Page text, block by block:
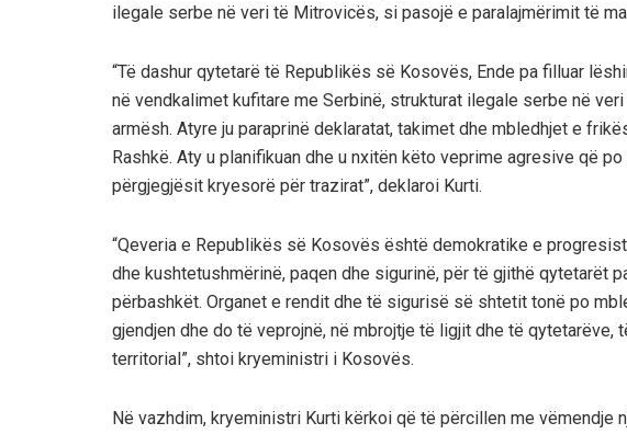
ilegale serbe në veri të Mitrovicës, si pasojë e paralajmërimit të
“Të dashur qytetarë të Republikës së Kosovës, Ende pa filluar
në vendkalimet kufitare me Serbinë, strukturat ilegale serbe në
armësh. Atyre ju paraprinë deklaratat, takimet dhe mbledhjet e
Rashkë. Aty u planifikuan dhe u nxitën këto veprime agresive që
përgjegjësit kryesorë për trazirat”, deklaroi Kurti.
“Qeveria e Republikës së Kosovës është demokratike e
dhe kushtetushmërinë, paqen dhe sigurinë, për të gjithë qytetarët
përbashkët. Organet e rendit dhe të sigurisë së shtetit tonë po
gjendjen dhe do të veprojnë, në mbrojtje të ligjit dhe të
territorial”, shtoi kryeministri i Kosovës.
Në vazhdim, kryeministri Kurti kërkoi që të përcillen me vëmendje